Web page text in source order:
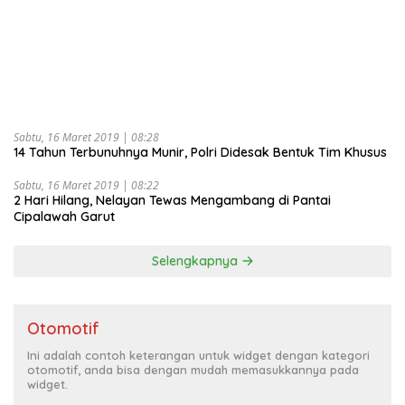
Sabtu, 16 Maret 2019 | 08:28
14 Tahun Terbunuhnya Munir, Polri Didesak Bentuk Tim Khusus
Sabtu, 16 Maret 2019 | 08:22
2 Hari Hilang, Nelayan Tewas Mengambang di Pantai
Cipalawah Garut
Selengkapnya
Otomotif
Ini adalah contoh keterangan untuk widget dengan kategori
otomotif, anda bisa dengan mudah memasukkannya pada
widget.